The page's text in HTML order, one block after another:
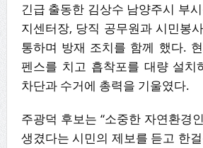
긴급 출동한 김상수 남양주시 부
지센터장, 당직 공무원과 시민봉
통하며 방재 조치를 함께 했다.
펜스를 치고 흡착포를 대량 설치
차단과 수거에 총력을 기울였다.
주광덕 후보는 “소중한 자연환경
생겼다는 시민의 제보를 듣고 한